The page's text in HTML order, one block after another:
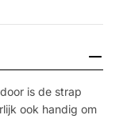
is de strap
ook handig om